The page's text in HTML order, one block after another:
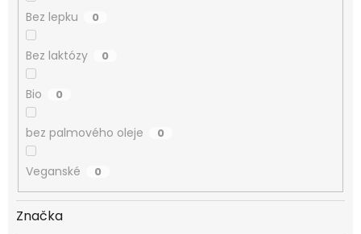
Bez lepku 0
Bez laktózy 0
Bio 0
bez palmového oleje 0
Veganské 0
Značka